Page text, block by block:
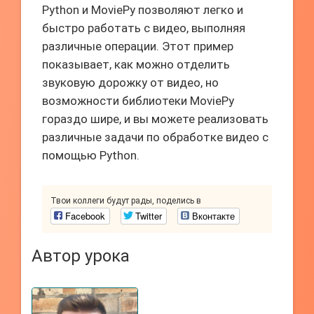
Python и MoviePy позволяют легко и
быстро работать с видео, выполняя
различные операции. Этот пример
показывает, как можно отделить
звуковую дорожку от видео, но
возможности библиотеки MoviePy
гораздо шире, и вы можете реализовать
различные задачи по обработке видео с
помощью Python.
Твои коллеги будут рады, поделись в
Facebook Twitter Вконтакте
Автор урока